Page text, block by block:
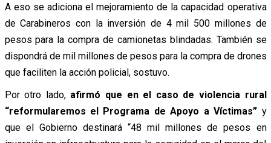
A eso se adiciona el mejoramiento de la capacidad operativa
de Carabineros con la inversión de 4 mil 500 millones de
pesos para la compra de camionetas blindadas. También se
dispondrá de mil millones de pesos para la compra de drones
que faciliten la acción policial, sostuvo.
Por otro lado, afirmó que en el caso de violencia rural
“reformularemos el Programa de Apoyo a Víctimas” y
que el Gobierno destinará “48 mil millones de pesos en